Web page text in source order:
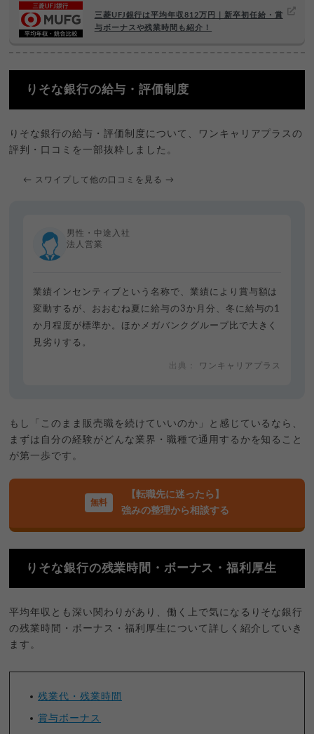
三菱UFJ銀行は平均年収812万円｜新卒初任給・賞
与ボーナスや残業時間も紹介！
りそな銀行の給与・評価制度
りそな銀行の給与・評価制度について、ワンキャリアプラスの
評判・口コミを一部抜粋しました。
← スワイプして他の口コミを見る →
男性・中途入社
法人営業
業績インセンティブという名称で、業績により賞与額は
変動するが、おおむね夏に給与の3か月分、冬に給与の1
か月程度が標準か。ほかメガバンクグループ比で大きく
見劣りする。
ワンキャリアプラス
もし「このまま販売職を続けていいのか」と感じているなら、
まずは自分の経験がどんな業界・職種で通用するかを知ること
が第一歩です。
【転職先に迷ったら】
強みの整理から相談する
りそな銀行の残業時間・ボーナス・福利厚生
平均年収とも深い関わりがあり、働く上で気になるりそな銀行
の残業時間・ボーナス・福利厚生について詳しく紹介していき
ます。
残業代・残業時間
賞与ボーナス